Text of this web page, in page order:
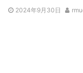
2024年9月30日